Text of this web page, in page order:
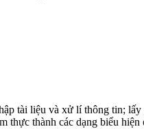
tài liệu và xử lí thông tin;
thực thành các dạng biểu